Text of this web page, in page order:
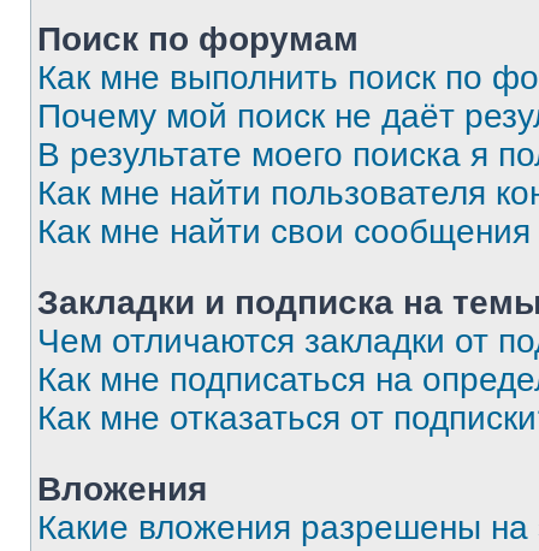
Поиск по форумам
Как мне выполнить поиск по
Почему мой поиск не даёт
В результате моего поиска я
Как мне найти пользователя
Как мне найти свои
Закладки и подписка на
Чем отличаются закладки от
Как мне подписаться на
Как мне отказаться от
Вложения
Какие вложения разрешены